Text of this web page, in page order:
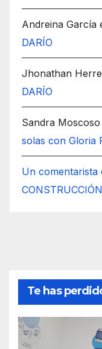
Andreina García
DARÍO
Jhonathan
DARÍO
Sandra Moscoso
solas con Gloria
Un comentarista
CONSTRUCCIÓN
Te has